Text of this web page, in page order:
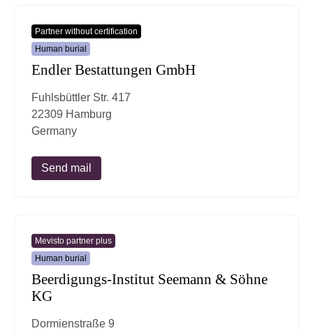
Partner without certification
Human burial
Endler Bestattungen GmbH
Fuhlsbüttler Str. 417
22309 Hamburg
Germany
Send mail
Mevisto partner plus
Human burial
Beerdigungs-Institut Seemann & Söhne
KG
Dormienstraße 9